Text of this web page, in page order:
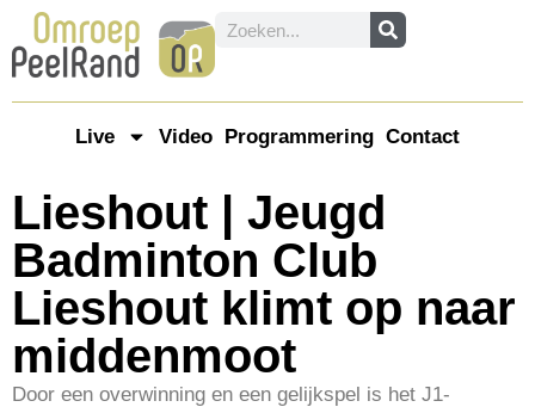
Live Video Programmering Contact
Lieshout | Jeugd
Badminton Club
Lieshout klimt op naar
middenmoot
Door een overwinning en een gelijkspel is het J1-